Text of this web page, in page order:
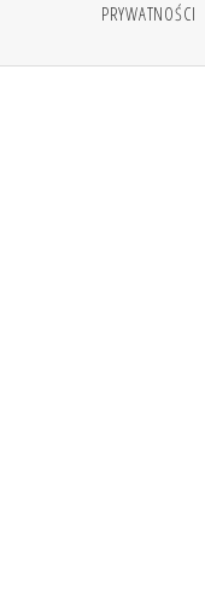
PRYWATNOŚCI